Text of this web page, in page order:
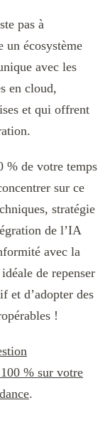
pas à
un écosystème
avec les
en cloud,
et qui offrent
% de votre temps
sur ce
stratégie
de l’IA
avec la
de repenser
et d’adopter des
!
% sur votre
.